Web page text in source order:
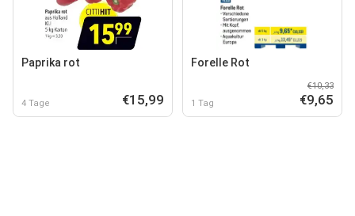
Paprika rot
4 Tage €15,99
Forelle Rot
1 Tag
€10,33
€9,65